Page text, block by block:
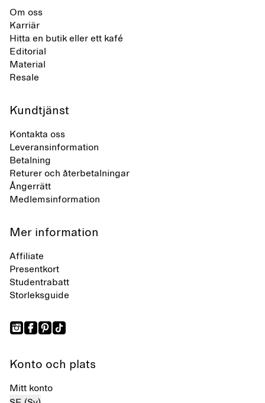
Om oss
Karriär
Hitta en butik eller ett kafé
Editorial
Material
Resale
Kundtjänst
Kontakta oss
Leveransinformation
Betalning
Returer och återbetalningar
Ångerrätt
Medlemsinformation
Mer information
Affiliate
Presentkort
Studentrabatt
Storleksguide
Konto och plats
Mitt konto